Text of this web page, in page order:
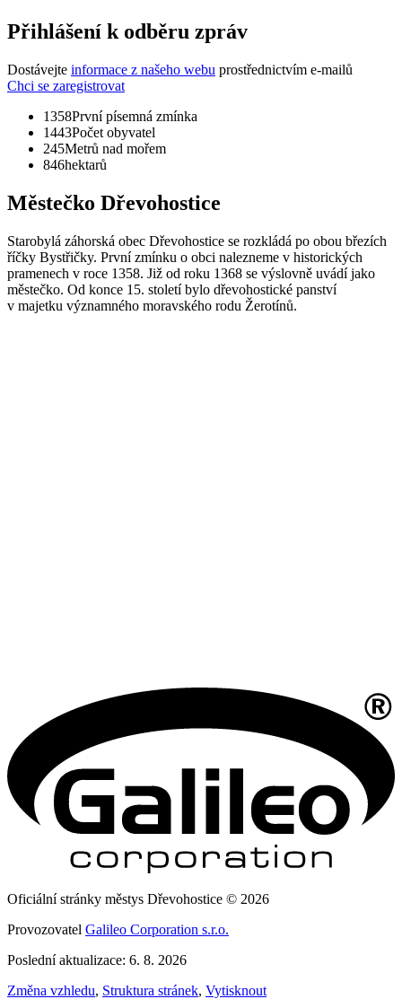
Přihlášení k odběru zpráv
Dostávejte informace z našeho webu prostřednictvím e-mailů
Chci se zaregistrovat
1358První písemná zmínka
1443Počet obyvatel
245Metrů nad mořem
846hektarů
Městečko Dřevohostice
Starobylá záhorská obec Dřevohostice se rozkládá po obou březích
říčky Bystřičky. První zmínku o obci nalezneme v historických
pramenech v roce 1358. Již od roku 1368 se výslovně uvádí jako
městečko. Od konce 15. století bylo dřevohostické panství
v majetku významného moravského rodu Žerotínů.
Oficiální stránky městys Dřevohostice © 2026
Provozovatel Galileo Corporation s.r.o.
Poslední aktualizace: 6. 8. 2026
Změna vzhledu, Struktura stránek, Vytisknout